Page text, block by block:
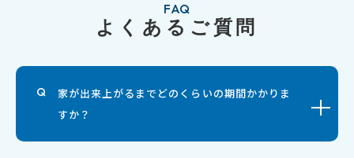
FAQ
よくあるご質問
家が出来上がるまでどのくらいの期間かかりま
すか？